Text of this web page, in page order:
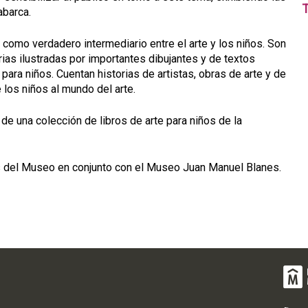
verdadero intermediario entre el arte y los niños. Son
ilustradas por importantes dibujantes y de textos
niños. Cuentan historias de artistas, obras de arte y de
niños al mundo del arte.
una colección de libros de arte para niños de la
Museo en conjunto con el Museo Juan Manuel Blanes.